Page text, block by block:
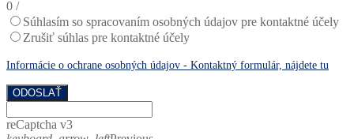
0 /
Súhlasím so spracovaním osobných údajov pre kontaktné účely
Zrušiť súhlas pre kontaktné účely
Informácie o ochrane osobných údajov - Kontaktný formulár, nájdete tu
ODOSLAŤ
reCaptcha v3